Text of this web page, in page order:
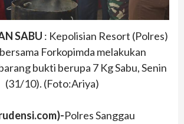
SABU : Kepolisian Resort (Polres)
Forkopimda melakukan
bukti berupa 7 Kg Sabu, Senin
(31/10). (Foto:Ariya)
Polres Sanggau